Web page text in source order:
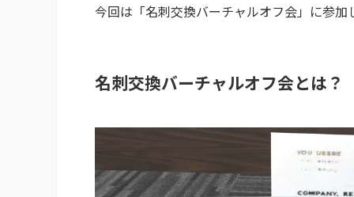
今回は「名刺交換バーチャルオフ会」に参
名刺交換バーチャルオフ会とは？